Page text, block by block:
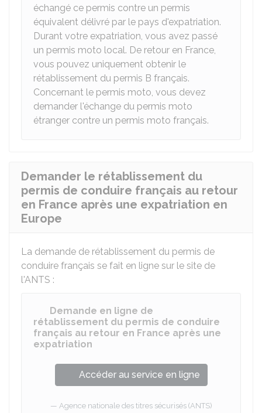
échangé ce permis contre un permis
équivalent délivré par le pays d'expatriation.
Durant votre expatriation, vous avez passé
un permis moto local. De retour en France,
vous pouvez uniquement obtenir le
rétablissement du permis B français.
Concernant le permis moto, vous devez
demander l'échange du permis moto
étranger contre un permis moto français.
Demander le rétablissement du
permis de conduire français au retour
en France après une expatriation en
Europe
La demande de rétablissement du permis de
conduire français se fait en ligne sur le site de
l'ANTS :
Demande en ligne de
rétablissement du permis de conduire
français au retour en France après une
expatriation
Accéder au service en ligne
Agence nationale des titres sécurisés (ANTS)